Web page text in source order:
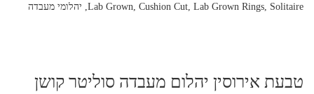
טבעת אירוסין יהלום מעבדה סוליטר קושן
Lab Grown, Cushion Cut, Lab Grown Rings, Solitaire
, יהלומי מעבדה